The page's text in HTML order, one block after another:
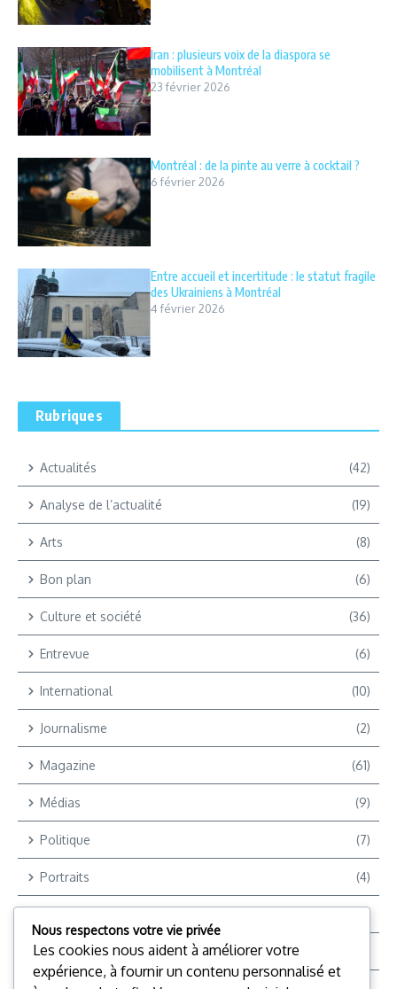
Iran : plusieurs voix de la diaspora se
mobilisent à Montréal
23 février 2026
Montréal : de la pinte au verre à cocktail ?
6 février 2026
Entre accueil et incertitude : le statut fragile
des Ukrainiens à Montréal
4 février 2026
Rubriques
Actualités (42)
Analyse de l’actualité (19)
Arts (8)
Bon plan (6)
Culture et société (36)
Entrevue (6)
International (10)
Journalisme (2)
Magazine (61)
Médias (9)
Politique (7)
Portraits (4)
(9)
Reportages Vidéo
Nous respectons votre vie privée
Les cookies nous aident à améliorer votre
expérience, à fournir un contenu personnalisé et